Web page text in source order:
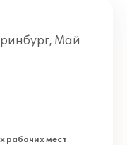
Май
рабочих мест